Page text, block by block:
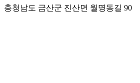
충청남도 금산군 진산면 월명동길 90